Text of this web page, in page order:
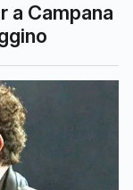
a Campana